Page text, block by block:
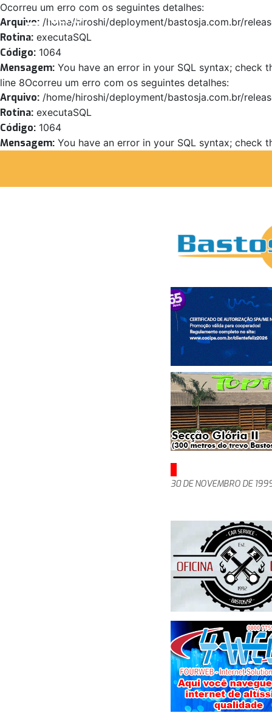
Ocorreu um erro com os seguintes detalhes:
Arquivo: /home/hiroshi/deployment/bastosja.com.br/
Rotina: executaSQL
Código: 1064
Mensagem: You have an error in your SQL syntax; check
line 8Ocorreu um erro com os seguintes detalhes:
Arquivo: /home/hiroshi/deployment/bastosja.com.br/
Rotina: executaSQL
Código: 1064
Mensagem: You have an error in your SQL syntax;
MENU
30 DE NOVEMBRO DE